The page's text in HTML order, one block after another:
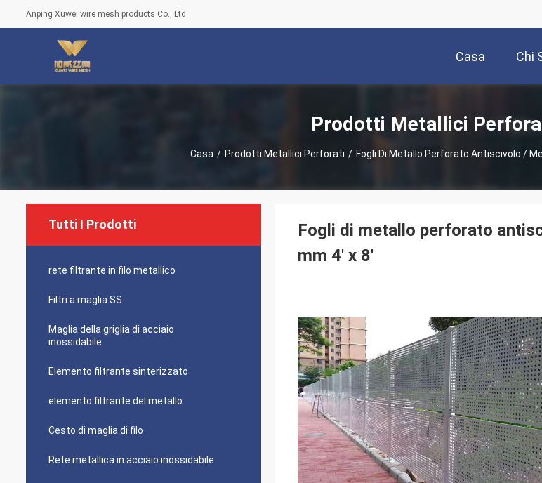
Anping Xuwei wire mesh products Co., Ltd
Casa Chi
Prodotti Metallici
Casa / Prodotti Metallici Perforati / Fogli Di Metallo Perforato Antiscivolo /
Tutti I Prodotti
rete filtrante in filo metallico
Filtri a maglia SS
Maglia della griglia di acciaio
inossidabile
Elemento filtrante sinterizzato
elemento filtrante del metallo
Cesto di maglia di filo
Rete metallica in acciaio inossidabile
Fogli di metallo perforato
mm 4' x 8'